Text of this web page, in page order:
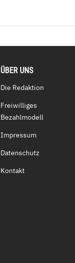
ÜBER UNS
Die Redaktion
Freiwilliges
Bezahlmodell
Impressum
Datenschutz
Kontakt